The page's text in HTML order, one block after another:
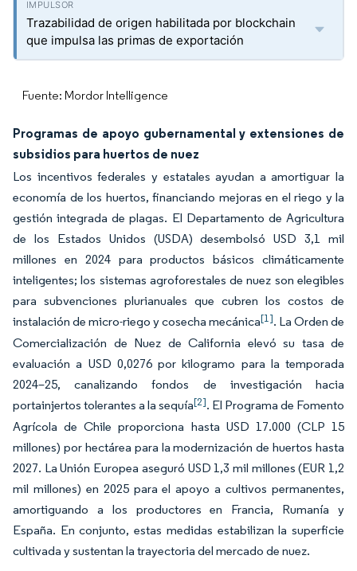
Trazabilidad de origen habilitada por blockchain
que impulsa las primas de exportación
Fuente: Mordor Intelligence
Programas de apoyo gubernamental y extensiones de
subsidios para huertos de nuez
Los incentivos federales y estatales ayudan a amortiguar la
economía de los huertos, financiando mejoras en el riego y la
gestión integrada de plagas. El Departamento de Agricultura
de los Estados Unidos (USDA) desembolsó USD 3,1 mil
millones en 2024 para productos básicos climáticamente
inteligentes; los sistemas agroforestales de nuez son elegibles
para subvenciones plurianuales que cubren los costos de
instalación de micro-riego y cosecha mecánica[1]. La Orden de
Comercialización de Nuez de California elevó su tasa de
evaluación a USD 0,0276 por kilogramo para la temporada
2024–25, canalizando fondos de investigación hacia
portainjertos tolerantes a la sequía[2]. El Programa de Fomento
Agrícola de Chile proporciona hasta USD 17.000 (CLP 15
millones) por hectárea para la modernización de huertos hasta
2027. La Unión Europea aseguró USD 1,3 mil millones (EUR 1,2
mil millones) en 2025 para el apoyo a cultivos permanentes,
amortiguando a los productores en Francia, Rumanía y
España. En conjunto, estas medidas estabilizan la superficie
cultivada y sustentan la trayectoria del mercado de nuez.